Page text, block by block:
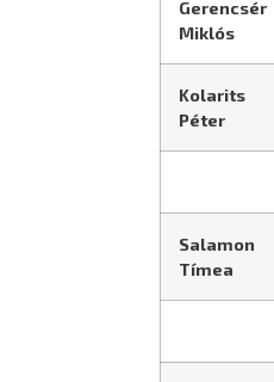
Gerencsér
Miklós
Kolarits
Péter
Salamon
Tímea